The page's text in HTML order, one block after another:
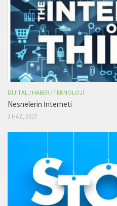
DIJITAL / HABER /TEKNOLOJI
Nesnelerin İnterneti
2 HAZ, 2017